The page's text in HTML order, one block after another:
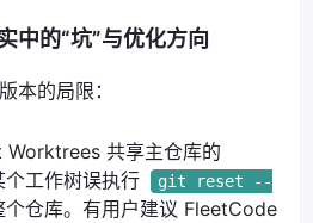
中的“坑”与优化方向
本的局限：
Worktrees 共享主仓库的
个工作树误执行
git reset --
个仓库。有用户建议 FleetCode